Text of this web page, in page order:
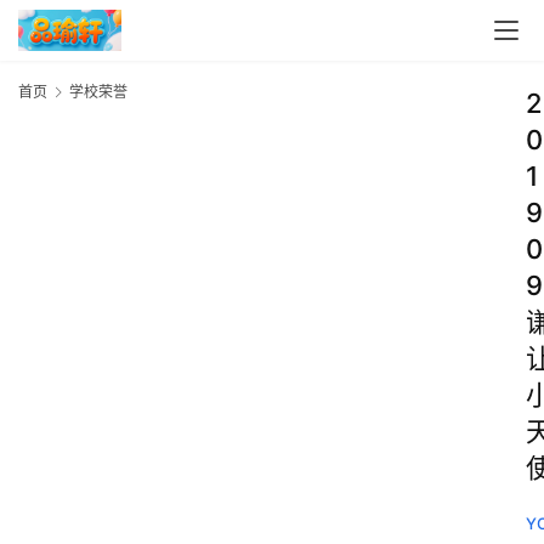
首页 学校荣誉
2
0
1
9
0
9